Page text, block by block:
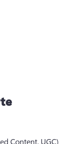
Content, UGC)